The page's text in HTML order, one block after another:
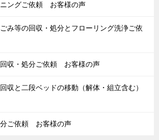
ングご依頼 お客様の声
み等の回収・処分とフローリング洗浄ご依
収・処分ご依頼 お客様の声
収と二段ベッドの移動（解体・組立含む）
分ご依頼 お客様の声